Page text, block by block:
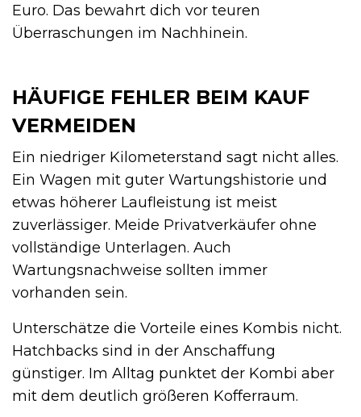
Euro. Das bewahrt dich vor teuren
Überraschungen im Nachhinein.
HÄUFIGE FEHLER BEIM KAUF
VERMEIDEN
Ein niedriger Kilometerstand sagt nicht alles.
Ein Wagen mit guter Wartungshistorie und
etwas höherer Laufleistung ist meist
zuverlässiger. Meide Privatverkäufer ohne
vollständige Unterlagen. Auch
Wartungsnachweise sollten immer
vorhanden sein.
Unterschätze die Vorteile eines Kombis nicht.
Hatchbacks sind in der Anschaffung
günstiger. Im Alltag punktet der Kombi aber
mit dem deutlich größeren Kofferraum.